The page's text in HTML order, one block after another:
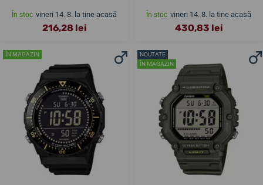
În stoc vineri 14. 8. la tine acasă
216,28 lei
În stoc vineri 14. 8. la tine acasă
430,83 lei
ÎN MAGAZIN
NOUTATE
ÎN MAGAZIN